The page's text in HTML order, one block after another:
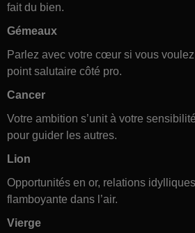
fait du bien.
Gémeaux
Parlez avec votre cœur si vous
point salutaire côté pro.
Cancer
Votre ambition s’unit à votre
pour guider les autres.
Lion
Opportunités en or, relations
flamboyante dans l’air.
Vierge